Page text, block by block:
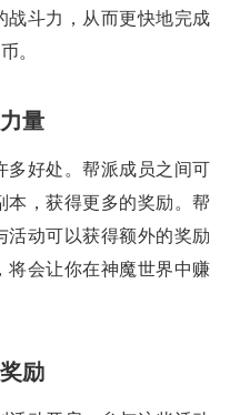
战斗力，从而更快地完成
。
量
多好处。帮派成员之间可
本，获得更多的奖励。帮
活动可以获得额外的奖励
将会让你在神魔世界中赚
励